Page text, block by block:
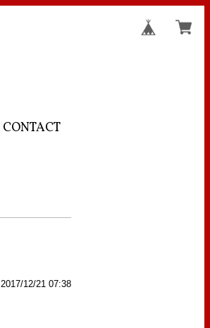
CONTACT
2017/12/21 07:38